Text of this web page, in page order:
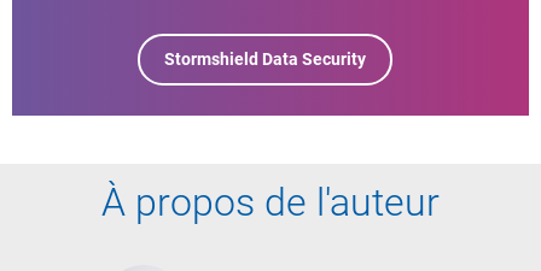
Stormshield Data Security
À propos de l'auteur